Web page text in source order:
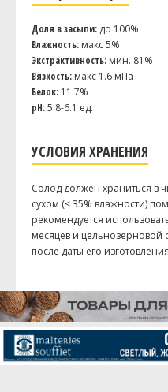
Амарилло (Amarillo)
Доля в засыпи: до 100%
Влажность: макс 5%
Экстрактивность: мин. 81%
Вязкость: макс 1.6 мПа
Белок: 11.7%
pH:5.8-6.1 ед.
УСЛОВИЯ ХРАНЕНИЯ
Солод должен храниться в
сухом (< 35% влажности)
рекомендуется
месяцев и цельнозерновой
после даты его